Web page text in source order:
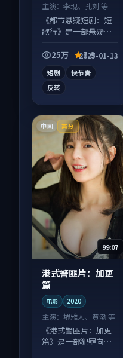
主演： 李现、孔刘 等
《都市悬疑短剧：短
歌行》是一部悬疑向
续发酵，适合周末一
25万 7.9
2025-01-13
短剧
快节奏
反转
中国 高分
99:07
港式警匪片：加更
篇
电影 2020
主演： 堺雅人、黄渤 等
《港式警匪片：加更
篇》是一部犯罪向电